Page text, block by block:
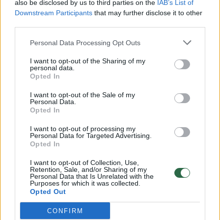
also be disclosed by us to third parties on the IAB’s List of
Downstream Participants that may further disclose it to other
Personal Data Processing Opt Outs
I want to opt-out of the Sharing of my
personal data.
Opted In
I want to opt-out of the Sale of my
Personal Data.
Opted In
I want to opt-out of processing my
Personal Data for Targeted Advertising.
Opted In
I want to opt-out of Collection, Use,
Retention, Sale, and/or Sharing of my
Personal Data that Is Unrelated with the
Purposes for which it was collected.
Opted Out
CONFIRM
Žinios | Lietuvos diena
Savaitės vidurys nusimato karštas: temperatūra kils iki
Žinios | Orai
00:15:54
V. Zalužno pasisakymą laiko bandymu įsitvirtinti
Ukrainos politikoje: jis yra neteisus
Laidos | Nauja diena
Sinoptikai atsakė, kokiais orais užbaigsime darbo
savaitę: karščiai atsitrauks
Žinios | Orai